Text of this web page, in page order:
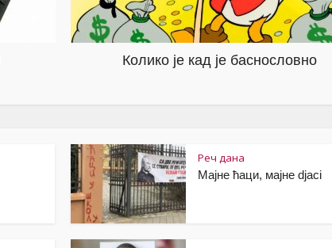
Колико је кад је баснословно
Реч дана
Мајне ћаци, мајне djaci